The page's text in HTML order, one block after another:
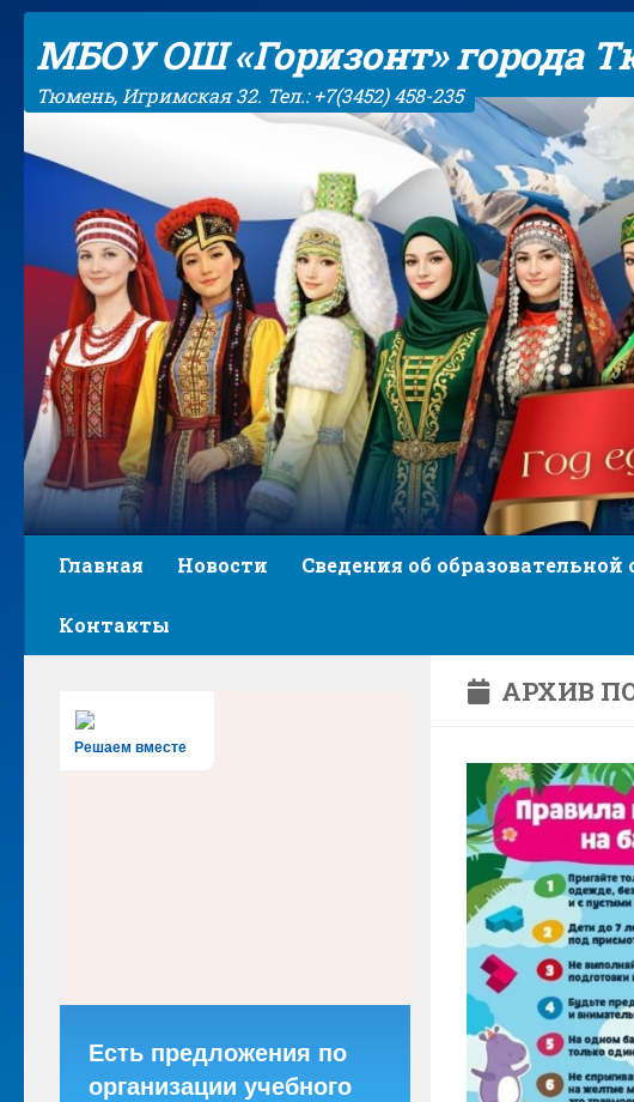
МБОУ ОШ «Горизонт» города
Тюмень, Игримская 32. Тел.: +7(3452) 458-235
Главная Новости Сведения об образовательной
Контакты
АРХИВ
Решаем вместе
Есть предложения по
организации учебного